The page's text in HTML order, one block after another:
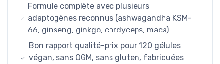
Formule complète avec plusieurs
adaptogènes reconnus (ashwagandha KSM-
66, ginseng, ginkgo, cordyceps, maca)
Bon rapport qualité-prix pour 120 gélules
végan, sans OGM, sans gluten, fabriquées